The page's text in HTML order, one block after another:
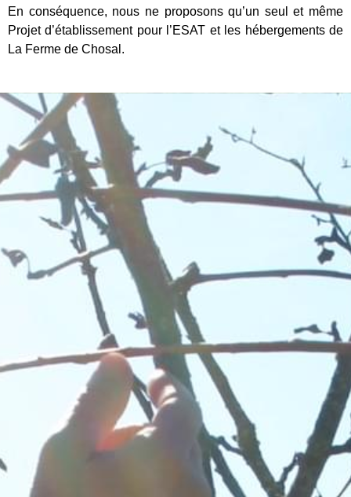
En conséquence, nous ne proposons qu’un seul et même
Projet d’établissement pour l’ESAT et les hébergements de
La Ferme de Chosal.